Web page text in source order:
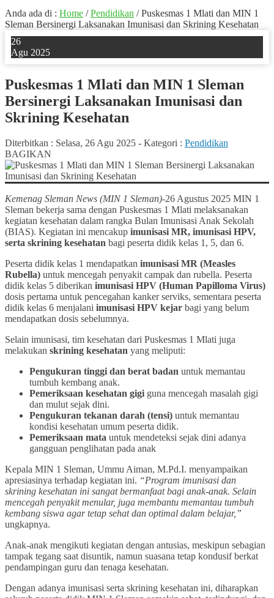
Anda ada di : Home /Pendidikan /Puskesmas 1 Mlati dan MIN 1
Sleman Bersinergi Laksanakan Imunisasi dan Skrining Kesehatan
26
Agu 2025
Puskesmas 1 Mlati dan MIN 1 Sleman
Bersinergi Laksanakan Imunisasi dan
Skrining Kesehatan
Diterbitkan : Selasa, 26 Agu 2025 - Kategori : Pendidikan
BAGIKAN
Kemenag Sleman News (MIN 1 Sleman)-26 Agustus 2025 MIN 1
Sleman bekerja sama dengan Puskesmas 1 Mlati melaksanakan
kegiatan kesehatan dalam rangka Bulan Imunisasi Anak Sekolah
(BIAS). Kegiatan ini mencakup imunisasi MR, imunisasi HPV,
serta skrining kesehatan bagi peserta didik kelas 1, 5, dan 6.
Peserta didik kelas 1 mendapatkan imunisasi MR (Measles
Rubella) untuk mencegah penyakit campak dan rubella. Peserta
didik kelas 5 diberikan imunisasi HPV (Human Papilloma Virus)
dosis pertama untuk pencegahan kanker serviks, sementara peserta
didik kelas 6 menjalani imunisasi HPV kejar bagi yang belum
mendapatkan dosis sebelumnya.
Selain imunisasi, tim kesehatan dari Puskesmas 1 Mlati juga
melakukan skrining kesehatan yang meliputi:
Pengukuran tinggi dan berat badan untuk memantau
tumbuh kembang anak.
Pemeriksaan kesehatan gigi guna mencegah masalah gigi
dan mulut sejak dini.
Pengukuran tekanan darah (tensi) untuk memantau
kondisi kesehatan umum peserta didik.
Pemeriksaan mata untuk mendeteksi sejak dini adanya
gangguan penglihatan pada anak
Kepala MIN 1 Sleman, Ummu Aiman, M.Pd.I. menyampaikan
apresiasinya terhadap kegiatan ini. “Program imunisasi dan
skrining kesehatan ini sangat bermanfaat bagi anak-anak. Selain
mencegah penyakit menular, juga membantu memantau tumbuh
kembang siswa agar tetap sehat dan optimal dalam belajar,”
ungkapnya.
Anak-anak mengikuti kegiatan dengan antusias, meskipun sebagian
tampak tegang saat disuntik, namun suasana tetap kondusif berkat
pendampingan guru dan tenaga kesehatan.
Dengan adanya imunisasi serta skrining kesehatan ini, diharapkan